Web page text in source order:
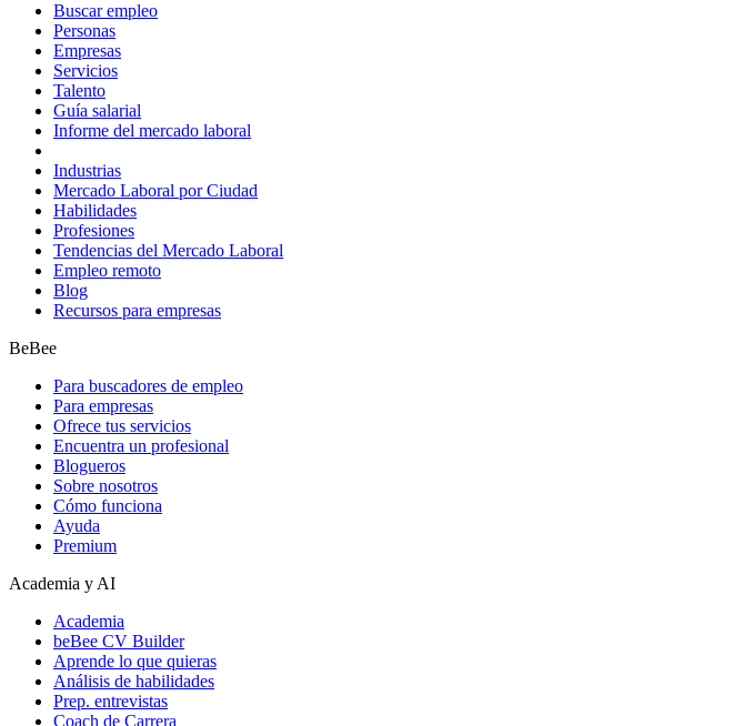
Buscar empleo
Personas
Empresas
Servicios
Talento
Guía salarial
Informe del mercado laboral
Industrias
Mercado Laboral por Ciudad
Habilidades
Profesiones
Tendencias del Mercado Laboral
Empleo remoto
Blog
Recursos para empresas
BeBee
Para buscadores de empleo
Para empresas
Ofrece tus servicios
Encuentra un profesional
Blogueros
Sobre nosotros
Cómo funciona
Ayuda
Premium
Academia y AI
Academia
beBee CV Builder
Aprende lo que quieras
Análisis de habilidades
Prep. entrevistas
Coach de Carrera